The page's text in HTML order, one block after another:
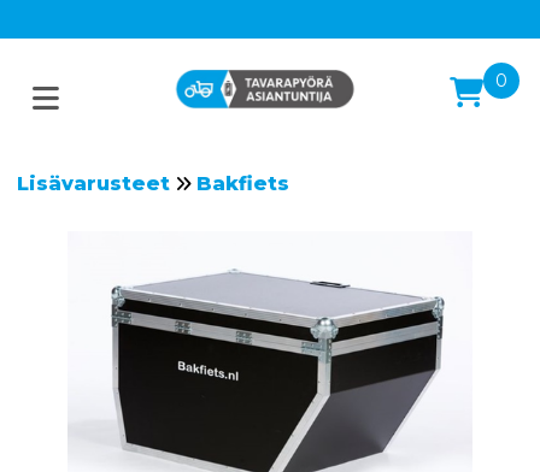
0
Lisävarusteet Bakfiets